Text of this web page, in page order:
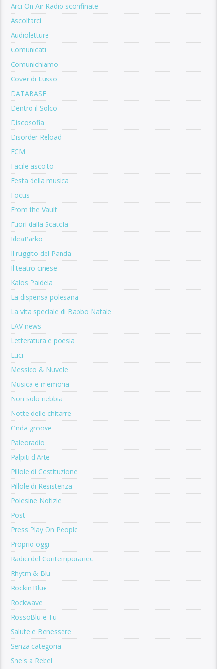
Arci On Air Radio sconfinate
Ascoltarci
Audioletture
Comunicati
Comunichiamo
Cover di Lusso
DATABASE
Dentro il Solco
Discosofia
Disorder Reload
ECM
Facile ascolto
Festa della musica
Focus
From the Vault
Fuori dalla Scatola
IdeaParko
Il ruggito del Panda
Il teatro cinese
Kalos Paideia
La dispensa polesana
La vita speciale di Babbo Natale
LAV news
Letteratura e poesia
Luci
Messico & Nuvole
Musica e memoria
Non solo nebbia
Notte delle chitarre
Onda groove
Paleoradio
Palpiti d'Arte
Pillole di Costituzione
Pillole di Resistenza
Polesine Notizie
Post
Press Play On People
Proprio oggi
Radici del Contemporaneo
Rhytm & Blu
Rockin'Blue
Rockwave
RossoBlu e Tu
Salute e Benessere
Senza categoria
She's a Rebel